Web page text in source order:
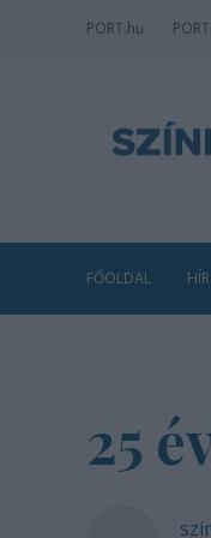
PORT.hu
FŐOLDAL HÍR
25